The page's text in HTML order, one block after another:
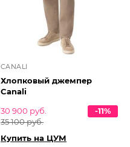
CANALI
Хлопковый джемпер
Canali
30 900 руб.
35 100 руб.
-11%
Купить на ЦУМ